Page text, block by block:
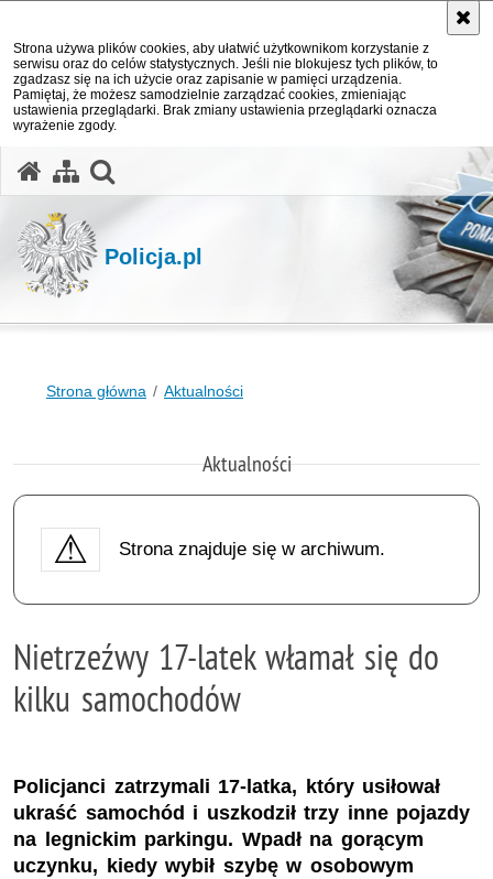
Strona używa plików cookies, aby ułatwić użytkownikom korzystanie z
serwisu oraz do celów statystycznych. Jeśli nie blokujesz tych plików, to
zgadzasz się na ich użycie oraz zapisanie w pamięci urządzenia.
Pamiętaj, że możesz samodzielnie zarządzać cookies, zmieniając
ustawienia przeglądarki. Brak zmiany ustawienia przeglądarki oznacza
wyrażenie zgody.
Policja.pl
Strona główna Aktualności
Aktualności
Strona znajduje się w archiwum.
Nietrzeźwy 17-latek włamał się do
kilku samochodów
Policjanci zatrzymali 17-latka, który usiłował
ukraść samochód i uszkodził trzy inne pojazdy
na legnickim parkingu. Wpadł na gorącym
uczynku, kiedy wybił szybę w osobowym